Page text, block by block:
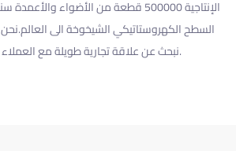
الإنتاجية 500000 قطعة من الأضواء
العادة JD-1057 السطح الكهروستاتيكي الشيخوخةالى العالم.نحن
نبحث عن علاقة تجارية طويلة مع العملاء بنوعية جيدة وسعر عادل.